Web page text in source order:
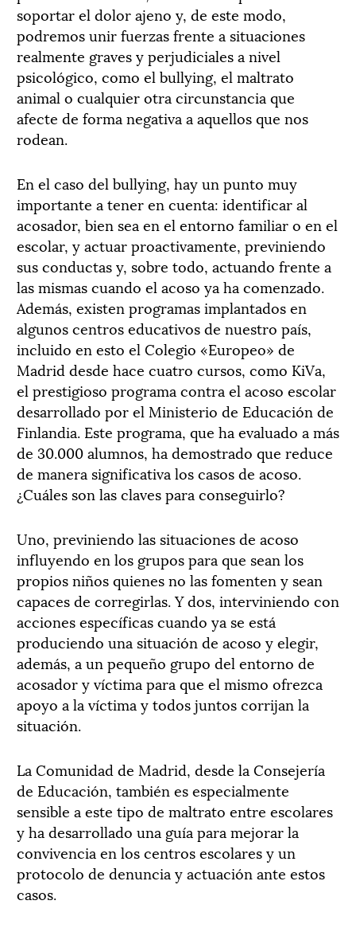
soportar el dolor ajeno y, de este modo,
podremos unir fuerzas frente a situaciones
realmente graves y perjudiciales a nivel
psicológico, como el bullying, el maltrato
animal o cualquier otra circunstancia que
afecte de forma negativa a aquellos que nos
rodean.
En el caso del bullying, hay un punto muy
importante a tener en cuenta: identificar al
acosador, bien sea en el entorno familiar o en el
escolar, y actuar proactivamente, previniendo
sus conductas y, sobre todo, actuando frente a
las mismas cuando el acoso ya ha comenzado.
Además, existen programas implantados en
algunos centros educativos de nuestro país,
incluido en esto el Colegio «Europeo» de
Madrid desde hace cuatro cursos, como KiVa,
el prestigioso programa contra el acoso escolar
desarrollado por el Ministerio de Educación de
Finlandia. Este programa, que ha evaluado a más
de 30.000 alumnos, ha demostrado que reduce
de manera significativa los casos de acoso.
¿Cuáles son las claves para conseguirlo?
Uno, previniendo las situaciones de acoso
influyendo en los grupos para que sean los
propios niños quienes no las fomenten y sean
capaces de corregirlas. Y dos, interviniendo con
acciones específicas cuando ya se está
produciendo una situación de acoso y elegir,
además, a un pequeño grupo del entorno de
acosador y víctima para que el mismo ofrezca
apoyo a la víctima y todos juntos corrijan la
situación.
La Comunidad de Madrid, desde la Consejería
de Educación, también es especialmente
sensible a este tipo de maltrato entre escolares
y ha desarrollado una guía para mejorar la
convivencia en los centros escolares y un
protocolo de denuncia y actuación ante estos
casos.